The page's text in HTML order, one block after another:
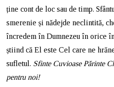
ține cont de loc sau de timp.
smerenie și nădejde neclintită,
încredem în Dumnezeu în orice
știind că El este Cel care ne
sufletul. Sfinte Cuvioase Părinte
pentru noi!